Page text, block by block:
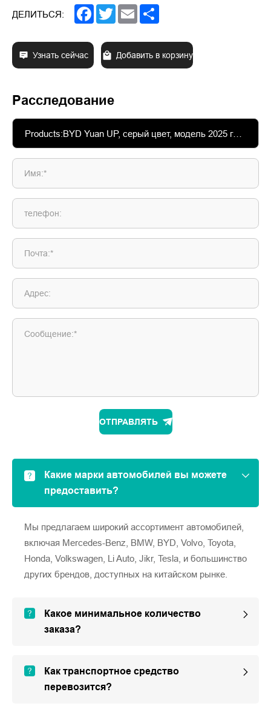
ДЕЛИТЬСЯ: Facebook
TwitterEmail
Узнать сейчас Добавить в корзину
Расследование
Имя:*
телефон:
Почта:*
Адрес:
Сообщение:*
ОТПРАВЛЯТЬ
Какие марки автомобилей вы можете
предоставить?
Мы предлагаем широкий ассортимент автомобилей,
включая Mercedes-Benz, BMW, BYD, Volvo, Toyota,
Honda, Volkswagen, Li Auto, Jikr, Tesla, и большинство
других брендов, доступных на китайском рынке.
Какое минимальное количество
заказа?
Как транспортное средство
перевозится?